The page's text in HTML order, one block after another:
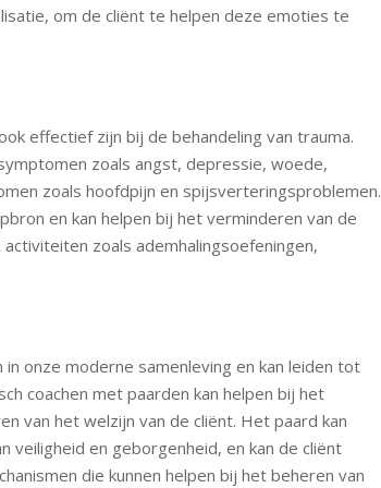
om de cliënt te helpen deze emoties te
effectief zijn bij de behandeling van trauma.
zoals angst, depressie, woede,
zoals hoofdpijn en spijsverteringsproblemen.
en kan helpen bij het verminderen van de
zoals ademhalingsoefeningen,
onze moderne samenleving en kan leiden tot
coachen met paarden kan helpen bij het
van het welzijn van de cliënt. Het paard kan
veiligheid en geborgenheid, en kan de cliënt
die kunnen helpen bij het beheren van